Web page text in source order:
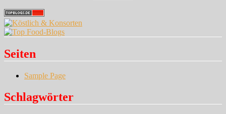
Seiten
Sample Page
Schlagwörter